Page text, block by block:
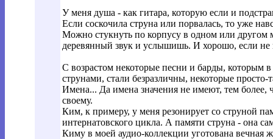
У меня душа - как гитара, которую если и
Если соскочила струна или порвалась, то уже
Можно стукнуть по корпусу в одном или другом
деревянный звук и услышишь. И хорошо, если не
С возрастом некоторые песни и барды, которым
струнами, стали безразличны, некоторые
Имена... Да имена значения не имеют, тем более,
своему.
Ким, к примеру, у меня резонирует со струной
интернатовского цикла. А памяти струна - она
Киму в моей аудио-коллекции уготована вечная